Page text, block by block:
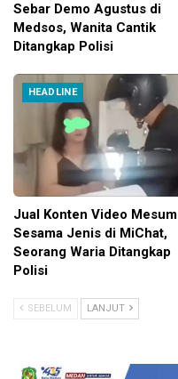
Sebar Demo Agustus di
Medsos, Wanita Cantik
Ditangkap Polisi
HEADLINE
Jual Konten Video Mesum
Sesama Jenis di MiChat,
Seorang Waria Ditangkap
Polisi
SEBELUM LANJUT